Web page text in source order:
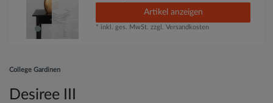
Artikel anzeigen
* inkl. ges. MwSt. zzgl.Versandkosten
College Gardinen
Desiree III